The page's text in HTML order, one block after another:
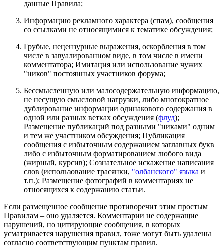
данные Правила;
Информацию рекламного характера (спам), сообщения
со ссылками не относящимися к тематике обсуждения;
Грубые, нецензурные выражения, оскорбления в том
числе в завуалированном виде, в том числе в имени
комментатора; Имитация или использование чужих
"ников" постоянных участников форума;
Бессмысленную или малосодержательную информацию,
не несущую смысловой нагрузки, либо многократное
дублирование информации одинакового содержания в
одной или разных ветках обсуждения (флуд);
Размещение публикаций под разными "никами" одним
и тем же участником обсуждения; Публикация
сообщения с избыточным содержанием заглавных букв
либо с избыточным форматированием любого вида
(жирный, курсив); Сознательное искажение написания
слов (использование трасянки, "олбанского" языка и
т.п.); Размещение фотографий в комментариях не
относящихся к содержанию статьи.
Если размещенное сообщение противоречит этим простым
Правилам – оно удаляется. Комментарии не содержащие
нарушений, но цитирующие сообщения, в которых
усматривается нарушения правил, тоже могут быть удалены
согласно соответствующим пунктам правил.